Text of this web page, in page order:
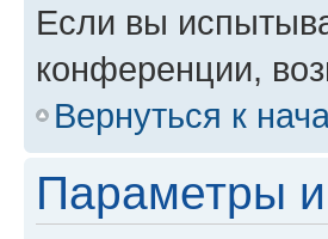
Если вы
конференции,
Вернуться к
Параметры и